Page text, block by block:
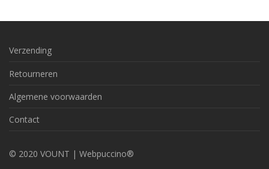
Verzending
Retourneren
Algemene voorwaarden
Contact
© 2020 VOUNT | Webpuccino®